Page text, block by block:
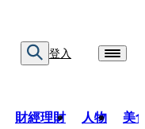
登入
財經理財 人物 美